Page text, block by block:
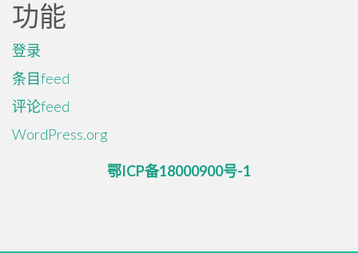
功能
登录
条目feed
评论feed
WordPress.org
鄂ICP备18000900号-1